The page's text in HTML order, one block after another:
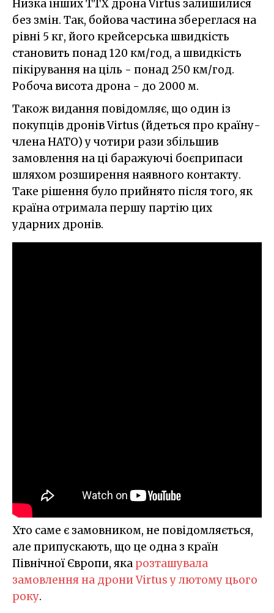
Низка інших ТТХ дрона Virtus залишилися
без змін. Так, бойова частина збереглася на
рівні 5 кг, його крейсерська швидкість
становить понад 120 км/год, а швидкість
пікірування на ціль - понад 250 км/год.
Робоча висота дрона - до 2000 м.
Також видання повідомляє, що один із
покупців дронів Virtus (йдеться про країну-
члена НАТО) у чотири рази збільшив
замовлення на ці баражуючі боєприпаси
шляхом розширення наявного контакту.
Таке рішення було прийнято після того, як
країна отримала першу партію цих
ударних дронів.
Хто саме є замовником, не повідомляється,
але припускають, що це одна з країн
Північної Європи, яка розташувала
замовлення на дрони Virtus у лютому цього
року.